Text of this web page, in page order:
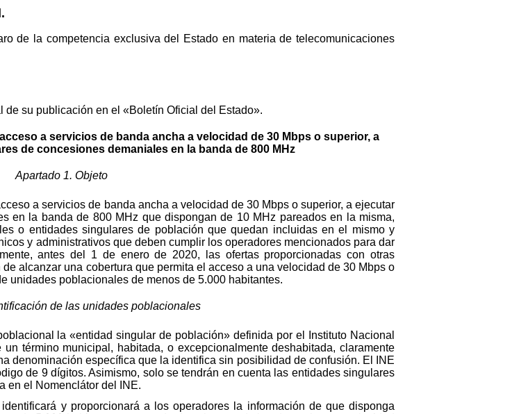
de la competencia exclusiva del Estado en materia de telecomunicaciones
su publicación en el «Boletín Oficial del Estado».
a servicios de banda ancha a velocidad de 30 Mbps o superior, a
de concesiones demaniales en la banda de 800 MHz
Apartado 1. Objeto
a servicios de banda ancha a velocidad de 30 Mbps o superior, a ejecutar
en la banda de 800 MHz que dispongan de 10 MHz pareados en la misma,
o entidades singulares de población que quedan incluidas en el mismo y
y administrativos que deben cumplir los operadores mencionados para dar
antes del 1 de enero de 2020, las ofertas proporcionadas con otras
alcanzar una cobertura que permita el acceso a una velocidad de 30 Mbps o
unidades poblacionales de menos de 5.000 habitantes.
de las unidades poblacionales
la «entidad singular de población» definida por el Instituto Nacional
término municipal, habitada, o excepcionalmente deshabitada, claramente
denominación específica que la identifica sin posibilidad de confusión. El INE
de 9 dígitos. Asimismo, solo se tendrán en cuenta las entidades singulares
en el Nomenclátor del INE.
y proporcionará a los operadores la información de que disponga